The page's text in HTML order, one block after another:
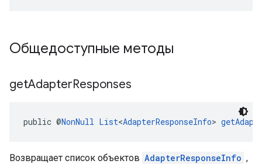
Общедоступные методы
getAdapterResponses
public @NonNull List<AdapterResponseInfo>
Возвращает список объектов AdapterResponseInfo ,